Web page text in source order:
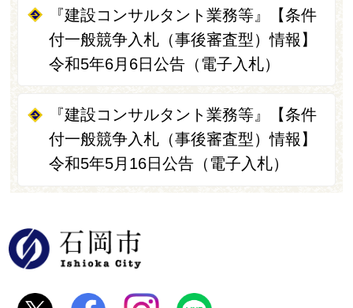
『建設コンサルタント業務等』【条件
付一般競争入札（事後審査型）情報】
令和5年6月6日公告（電子入札）
『建設コンサルタント業務等』【条件
付一般競争入札（事後審査型）情報】
令和5年5月16日公告（電子入札）